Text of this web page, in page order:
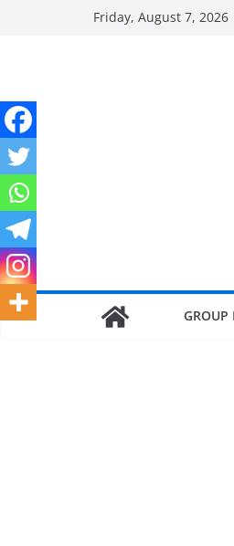
Friday, August 7, 2026
GROUP